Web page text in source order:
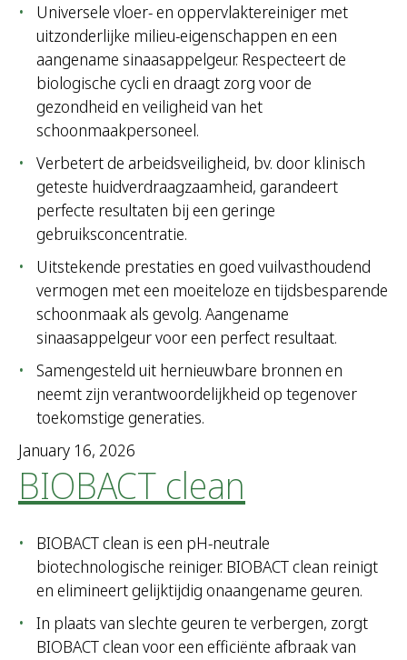
Universele vloer- en oppervlaktereiniger met
uitzonderlijke milieu-eigenschappen en een
aangename sinaasappelgeur. Respecteert de
biologische cycli en draagt zorg voor de
gezondheid en veiligheid van het
schoonmaakpersoneel.
Verbetert de arbeidsveiligheid, bv. door klinisch
geteste huidverdraagzaamheid, garandeert
perfecte resultaten bij een geringe
gebruiksconcentratie.
Uitstekende prestaties en goed vuilvasthoudend
vermogen met een moeiteloze en tijdsbesparende
schoonmaak als gevolg. Aangename
sinaasappelgeur voor een perfect resultaat.
Samengesteld uit hernieuwbare bronnen en
neemt zijn verantwoordelijkheid op tegenover
toekomstige generaties.
January 16, 2026
BIOBACT clean
BIOBACT clean is een pH-neutrale
biotechnologische reiniger. BIOBACT clean reinigt
en elimineert gelijktijdig onaangename geuren.
In plaats van slechte geuren te verbergen, zorgt
BIOBACT clean voor een efficiënte afbraak van